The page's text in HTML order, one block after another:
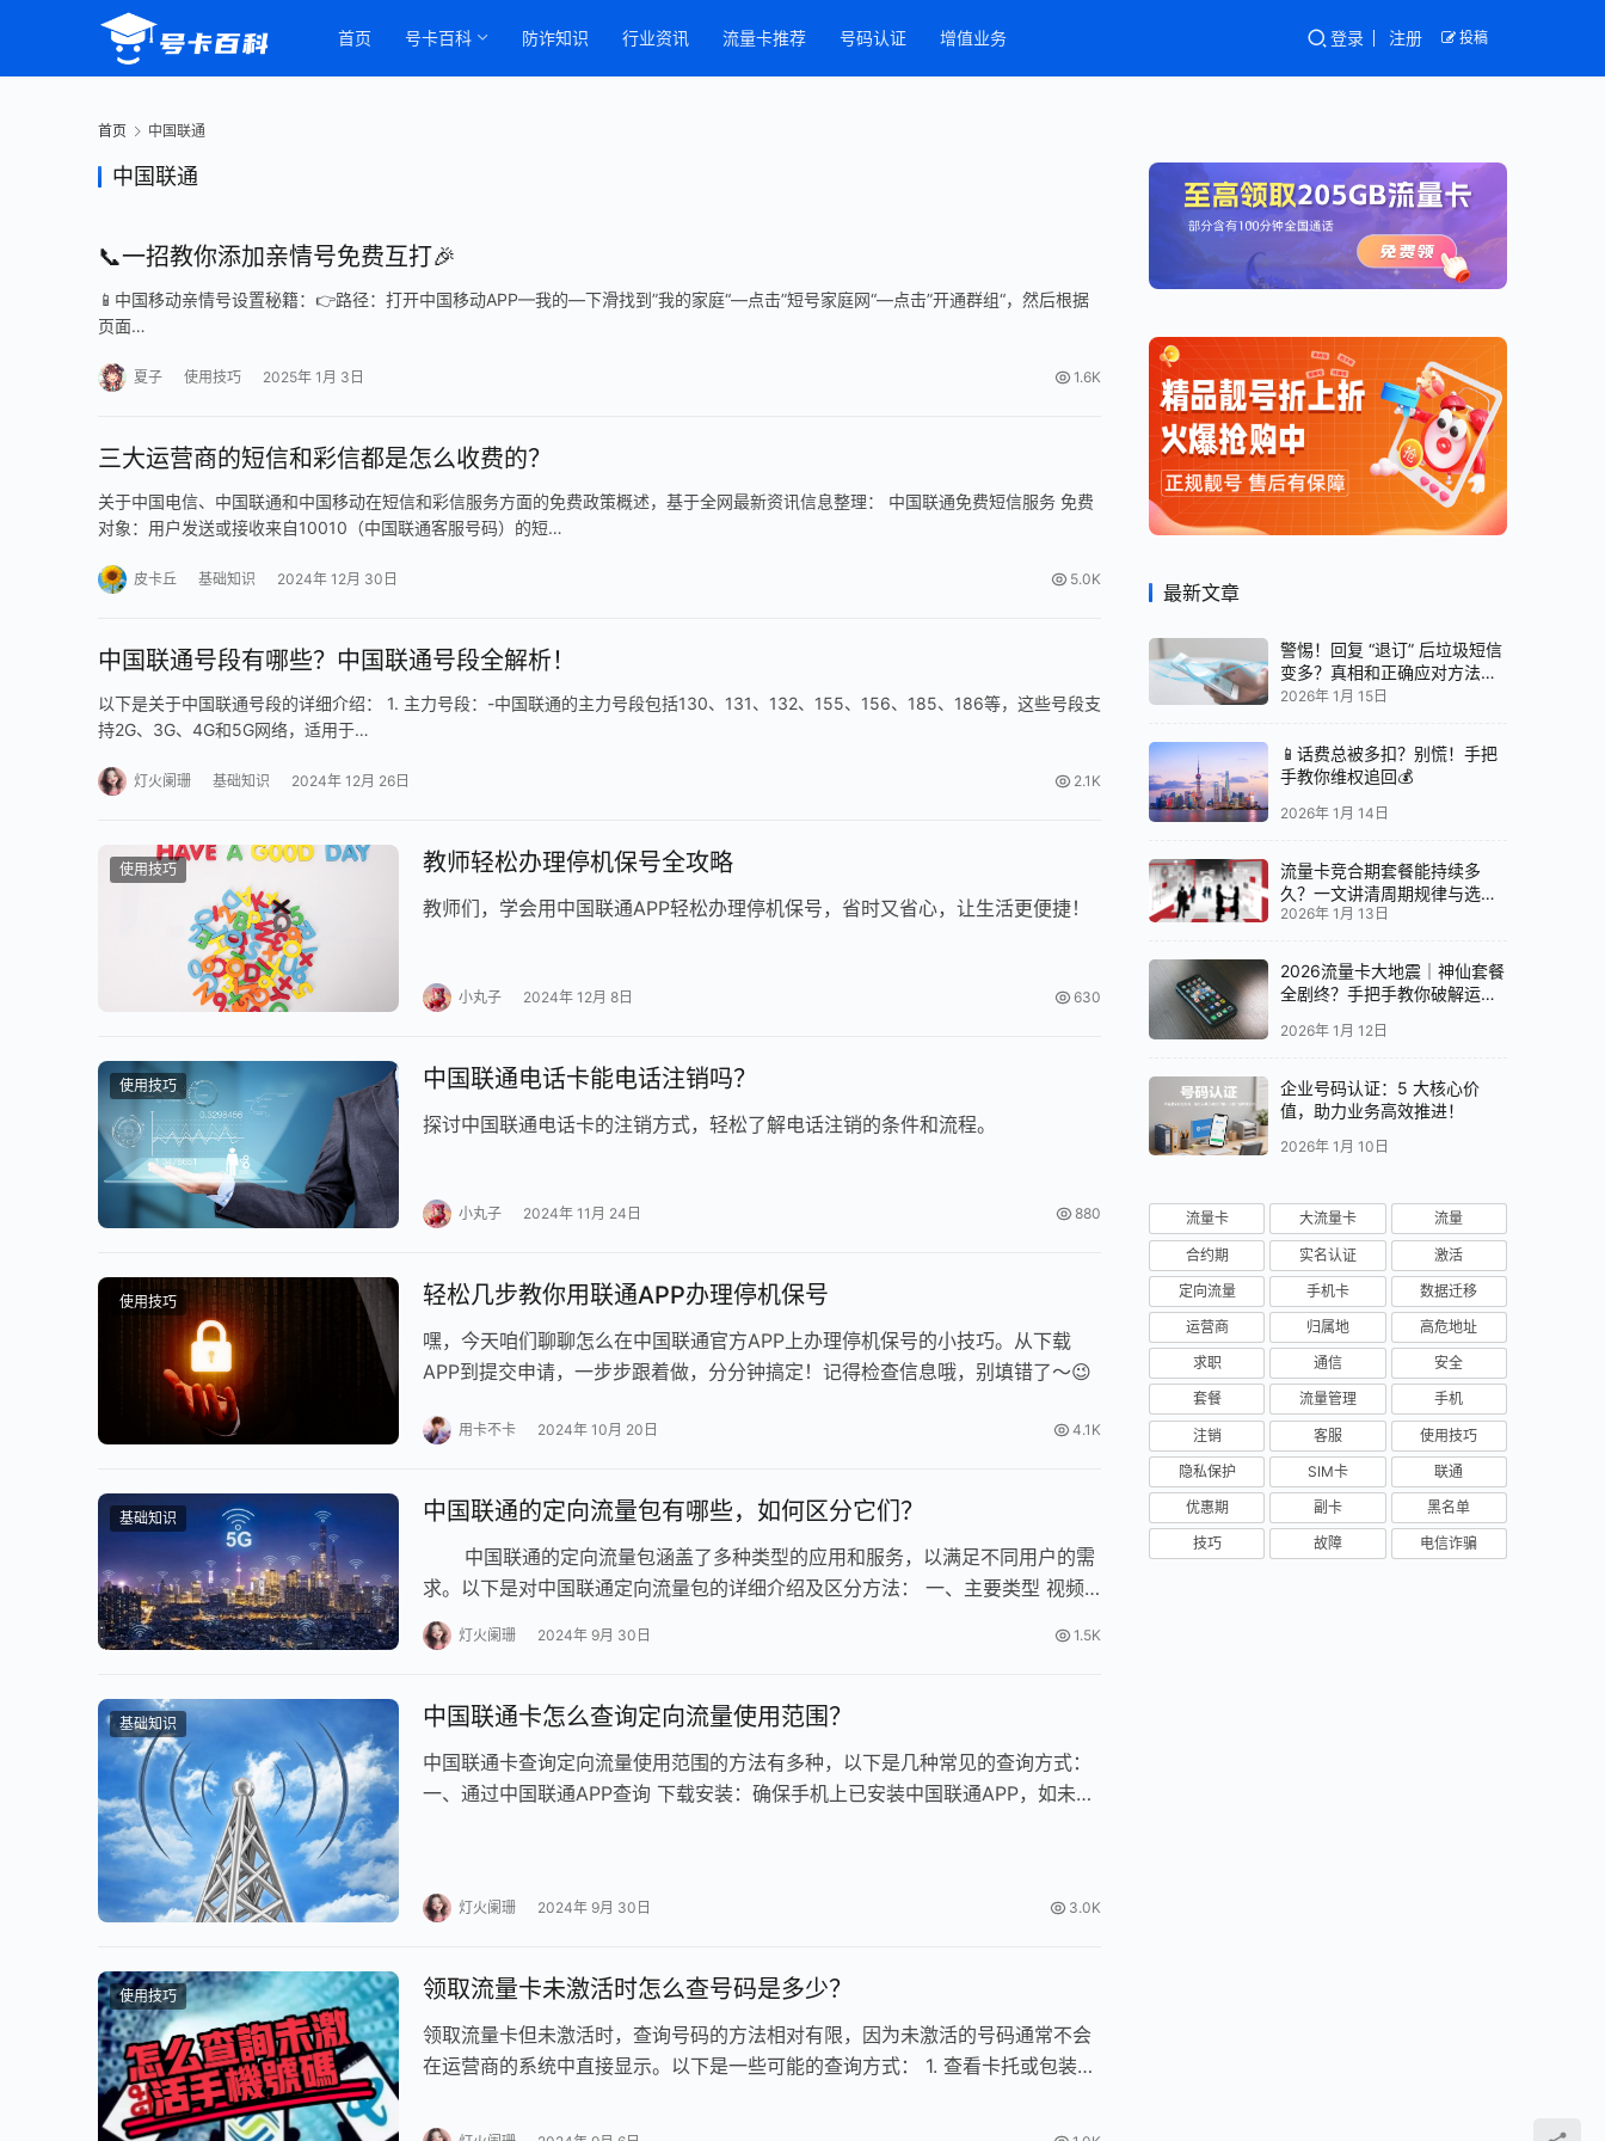
首页 号卡百科 防诈知识 行业资讯 流量卡推荐 号码认证 增值业务 登录 注册 投稿
首页 中国联通
中国联通
📞一招教你添加亲情号免费互打🎉
📱中国移动亲情号设置秘籍：👉路径：打开中国移动APP—我的—下滑找到”我的家庭“—点击”短号家庭网“—点击”开通群组“，然后根据
页面…
夏子 使用技巧 2025年 1月 3日 1.6K
三大运营商的短信和彩信都是怎么收费的？
关于中国电信、中国联通和中国移动在短信和彩信服务方面的免费政策概述，基于全网最新资讯信息整理： 中国联通免费短信服务 免费
对象：用户发送或接收来自10010（中国联通客服号码）的短…
皮卡丘 基础知识 2024年 12月 30日 5.0K
中国联通号段有哪些？中国联通号段全解析！
以下是关于中国联通号段的详细介绍： 1. 主力号段：-中国联通的主力号段包括130、131、132、155、156、185、186等，这些号段支
持2G、3G、4G和5G网络，适用于…
灯火阑珊 基础知识 2024年 12月 26日 2.1K
使用技巧 教师轻松办理停机保号全攻略
教师们，学会用中国联通APP轻松办理停机保号，省时又省心，让生活更便捷！
小丸子 2024年 12月 8日 630
使用技巧 中国联通电话卡能电话注销吗？
探讨中国联通电话卡的注销方式，轻松了解电话注销的条件和流程。
小丸子 2024年 11月 24日 880
使用技巧 轻松几步教你用联通APP办理停机保号
嘿，今天咱们聊聊怎么在中国联通官方APP上办理停机保号的小技巧。从下载
APP到提交申请，一步步跟着做，分分钟搞定！记得检查信息哦，别填错了～😉
用卡不卡 2024年 10月 20日 4.1K
基础知识 中国联通的定向流量包有哪些，如何区分它们？
中国联通的定向流量包涵盖了多种类型的应用和服务，以满足不同用户的需
求。以下是对中国联通定向流量包的详细介绍及区分方法： 一、主要类型 视频
类定向流量包 适用范围：腾讯…
灯火阑珊 2024年 9月 30日 1.5K
基础知识 中国联通卡怎么查询定向流量使用范围？
中国联通卡查询定向流量使用范围的方法有多种，以下是几种常见的查询方式：
一、通过中国联通APP查询 下载安装：确保手机上已安装中国联通APP，如未安
灯火阑珊 2024年 9月 30日 3.0K
使用技巧 领取流量卡未激活时怎么查号码是多少？
领取流量卡但未激活时，查询号码的方法相对有限，因为未激活的号码通常不会
在运营商的系统中直接显示。以下是一些可能的查询方式： 1. 查看卡托或包装盒
最新文章
警惕！回复 “退订” 后垃圾短信
变多？真相和正确应对方法都
在这
2026年 1月 15日
📱话费总被多扣？别慌！手把
手教你维权追回💰
2026年 1月 14日
流量卡竞合期套餐能持续多
久？一文讲清周期规律与选卡
时机
2026年 1月 13日
2026流量卡大地震｜神仙套餐
全剧终？手把手教你破解运营
2026年 1月 12日
企业号码认证：5 大核心价
值，助力业务高效推进！
2026年 1月 10日
流量卡 大流量卡 流量
合约期 实名认证 激活
定向流量 手机卡 数据迁移
运营商 归属地 高危地址
求职 通信 安全
套餐 流量管理 手机
注销 客服 使用技巧
隐私保护 SIM卡 联通
优惠期 副卡 黑名单
技巧 故障 电信诈骗